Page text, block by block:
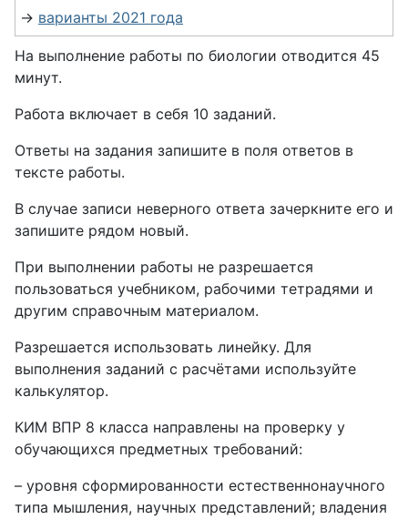
→ варианты 2021 года
На выполнение работы по биологии отводится 45
минут.
Работа включает в себя 10 заданий.
Ответы на задания запишите в поля ответов в
тексте работы.
В случае записи неверного ответа зачеркните его и
запишите рядом новый.
При выполнении работы не разрешается
пользоваться учебником, рабочими тетрадями и
другим справочным материалом.
Разрешается использовать линейку. Для
выполнения заданий с расчётами используйте
калькулятор.
КИМ ВПР 8 класса направлены на проверку у
обучающихся предметных требований:
– уровня сформированности естественнонаучного
типа мышления, научных представлений; владения